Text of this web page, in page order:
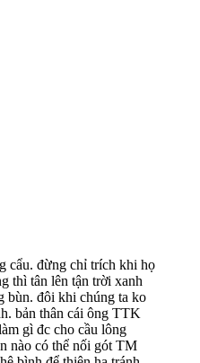
cẩu. đừng chỉ trích khi họ
thì tân lên tận trời xanh
bùn. đôi khi chúng ta ko
bản thân cái ông TTK
gì đc cho cầu lông
nào có thể nối gót TM